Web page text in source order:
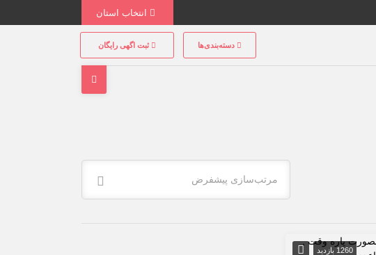
دسته‌بندی‌ها ثبت اگهی رایگان
مرتب‌سازی پیشفرض
1260 بازدید